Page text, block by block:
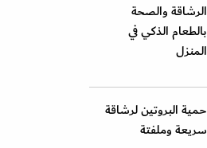
الرشاقة والصحة
بالطعام الذكي في
المنزل
حمية البروتين لرشاقة
سريعة وملفتة